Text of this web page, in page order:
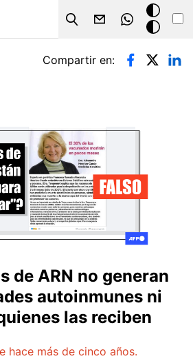
Search
Modo
oscuro
Compartir en:
de ARN no generan
autoinmunes ni
las reciben
hace más de cinco años.